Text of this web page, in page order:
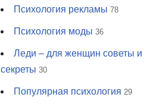
Психология рекламы 78
Психология моды 36
Леди – для женщин советы и
секреты 30
Популярная психология 29